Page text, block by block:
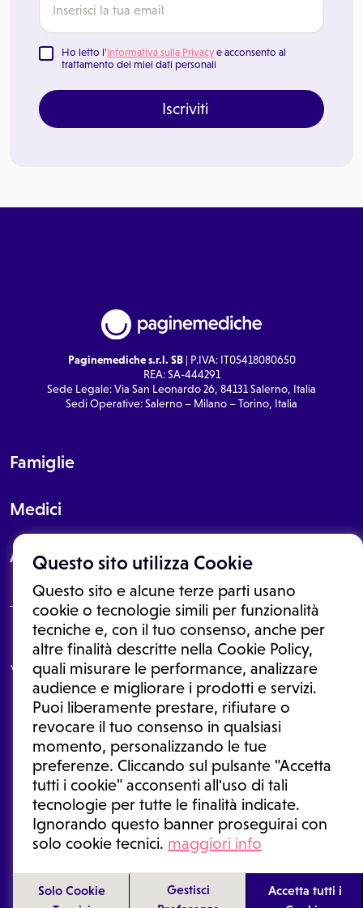
Questo sito utilizza Cookie
Questo sito e alcune terze parti usano
cookie o tecnologie simili per funzionalità
tecniche e, con il tuo consenso, anche per
altre finalità descritte nella Cookie Policy,
quali misurare le performance, analizzare
audience e migliorare i prodotti e servizi.
Puoi liberamente prestare, rifiutare o
revocare il tuo consenso in qualsiasi
momento, personalizzando le tue
preferenze. Cliccando sul pulsante "Accetta
tutti i cookie" acconsenti all'uso di tali
tecnologie per tutte le finalità indicate.
Ignorando questo banner proseguirai con
solo cookie tecnici. maggiori info
Solo Cookie
Gestisci
Accetta tutti i
Ho letto l'Informativa sulla Privacy e acconsento al
trattamento dei miei dati personali
Iscriviti
Paginemediche s.r.l. SB| P.IVA: IT05418080650
REA: SA-444291
Sede Legale: Via San Leonardo 26, 84131 Salerno, Italia
Sedi Operative: Salerno – Milano – Torino, Italia
Famiglie
Medici
About
Le informazioni proposte in questo sito non sono un consulto medico.
In nessun caso, queste informazioni sostituiscono un consulto, una
visita o una diagnosi formulata dal medico. Non si devono considerare
le informazioni disponibili come suggerimenti per la formulazione di
una diagnosi, la determinazione di un trattamento o l'assunzione o
sospensione di un farmaco senza prima consultare un medico di
medicina generale o uno specialista.
Condizioni di utilizzo|Privacy Policy |Gestione cookie
Ⓒ 2025 | Tutti i diritti riservati.